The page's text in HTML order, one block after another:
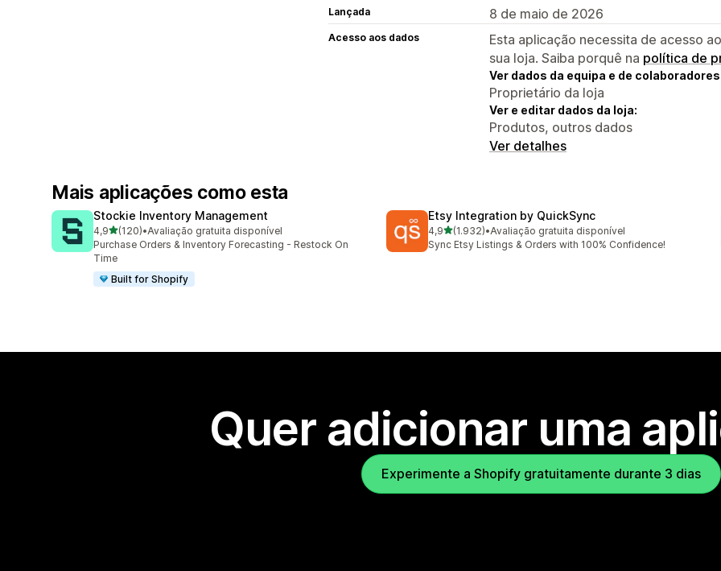
Lançada 8 de maio de 2026
Acesso aos dados
Esta aplicação necessita de acesso
sua loja. Saiba porquê na política de
Ver dados da equipa e de
Proprietário da loja
Ver e editar dados da loja:
Produtos, outros dados
Ver detalhes
Mais aplicações como esta
Stockie Inventory Management
4,9de 5 estrelas
(120)
120 total de avaliações
•Avaliação gratuita disponível
Purchase Orders & Inventory Forecasting - Restock On
Time
Built for Shopify
Etsy Integration by QuickSync
4,9de 5 estrelas
(1.932)
1932 total de avaliações
•Avaliação gratuita disponível
Sync Etsy Listings & Orders with 100% Confidence!
Quer adicionar uma
Experimente a Shopify gratuitamente durante 3 dias